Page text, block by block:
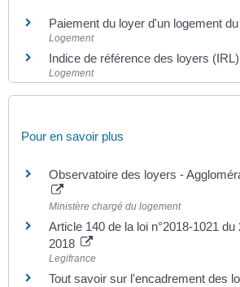
Paiement du loyer d'un logement
Logement
Indice de référence des loyers (IRL)
Logement
Pour en savoir plus
Observatoire des loyers -
Ministère chargé du logement
Article 140 de la loi n°2018-1021
2018
Legifrance
Tout savoir sur l'encadrement des